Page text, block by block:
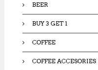
BEER
BUY 3 GET 1
COFFEE
COFFEE ACCESORIES